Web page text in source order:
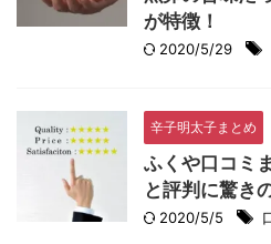
が特徴！
2020/5/29
辛子明太子まとめ
ふくや口コミ
と評判に驚き
2020/5/5